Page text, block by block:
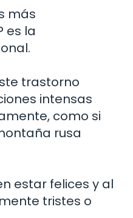
más
es la
trastorno
intensas
como si
rusa
estar felices y al
tristes o